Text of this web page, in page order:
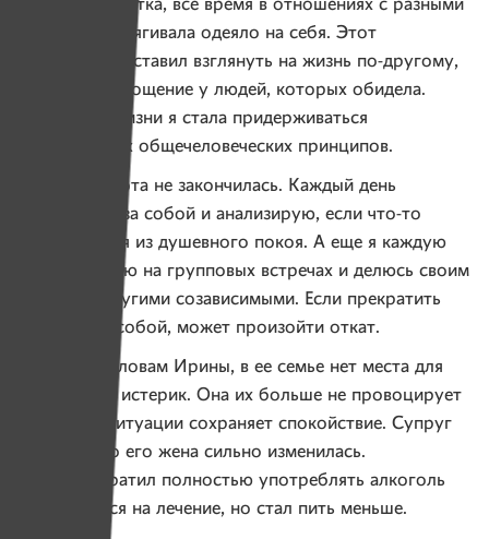
себя как эгоистка, все время в отношениях с разными
людьми перетягивала одеяло на себя. Этот
самоанализ заставил взглянуть на жизнь по-другому,
попросить прощение у людей, которых обидела.
Во всем по жизни я стала придерживаться
элементарных общечеловеческих принципов.
На этом работа не закончилась. Каждый день
я наблюдаю за собой и анализирую, если что-то
выводит меня из душевного покоя. А еще я каждую
неделю бываю на групповых встречах и делюсь своим
опытом с другими созависимыми. Если прекратить
работу над собой, может произойти откат.
Сейчас, по словам Ирины, в ее семье нет места для
скандалов и истерик. Она их больше не провоцирует
и в любой ситуации сохраняет спокойствие. Супруг
заметил, что его жена сильно изменилась.
Он не прекратил полностью употреблять алкоголь
и не решился на лечение, но стал пить меньше.